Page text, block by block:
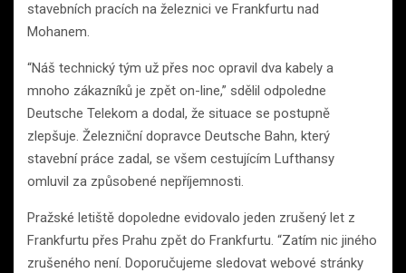
stavebních pracích na železnici ve Frankfurtu nad
Mohanem.
“Náš technický tým už přes noc opravil dva kabely a
mnoho zákazníků je zpět on-line,” sdělil odpoledne
Deutsche Telekom a dodal, že situace se postupně
zlepšuje. Železniční dopravce Deutsche Bahn, který
stavební práce zadal, se všem cestujícím Lufthansy
omluvil za způsobené nepříjemnosti.
Pražské letiště dopoledne evidovalo jeden zrušený let z
Frankfurtu přes Prahu zpět do Frankfurtu. “Zatím nic jiného
zrušeného není. Doporučujeme sledovat webové stránky